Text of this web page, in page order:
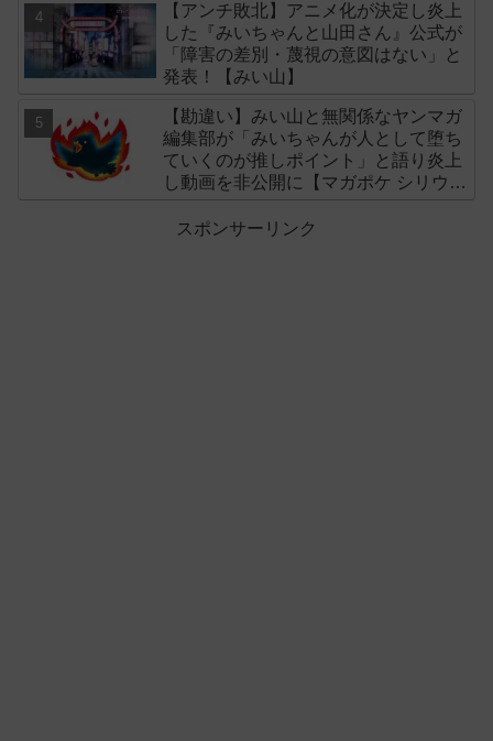
【アンチ敗北】アニメ化が決定し炎上
した『みいちゃんと山田さん』公式が
「障害の差別・蔑視の意図はない」と
発表！【みい山】
【勘違い】みい山と無関係なヤンマガ
編集部が「みいちゃんが人として堕ち
ていくのが推しポイント」と語り炎上
し動画を非公開に【マガポケ シリウ
スポンサーリンク